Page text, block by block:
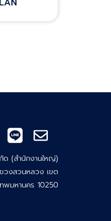
(สำนักงานใหญ่)
งสวนหลวง เขต
พมหานคร 10250